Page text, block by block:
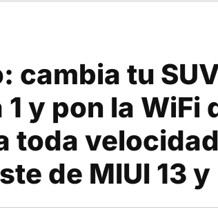
cambia tu
1 y pon la WiFi
toda
de MIUI 13 y